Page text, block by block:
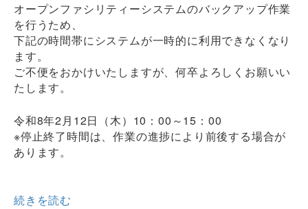
オープンファシリティーシステムのバックアップ作業
を行うため、
下記の時間帯にシステムが一時的に利用できなくなり
ます。
ご不便をおかけいたしますが、何卒よろしくお願いい
たします。
令和8年2月12日（木）10：00～15：00
※停止終了時間は、作業の進捗により前後する場合が
あります。
続きを読む